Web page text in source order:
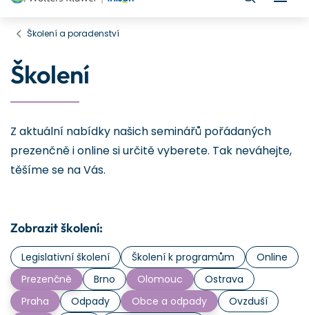
Školení a poradenství
Školení
Z aktuální nabídky našich seminářů pořádaných
prezenčně i online si určitě vyberete. Tak neváhejte,
těšíme se na Vás.
Zobrazit školení:
Legislativní školení Školení k programům
Online
Prezenčně
Brno Olomouc
Ostrava
Praha
Odpady Obce a odpady
Ovzduší